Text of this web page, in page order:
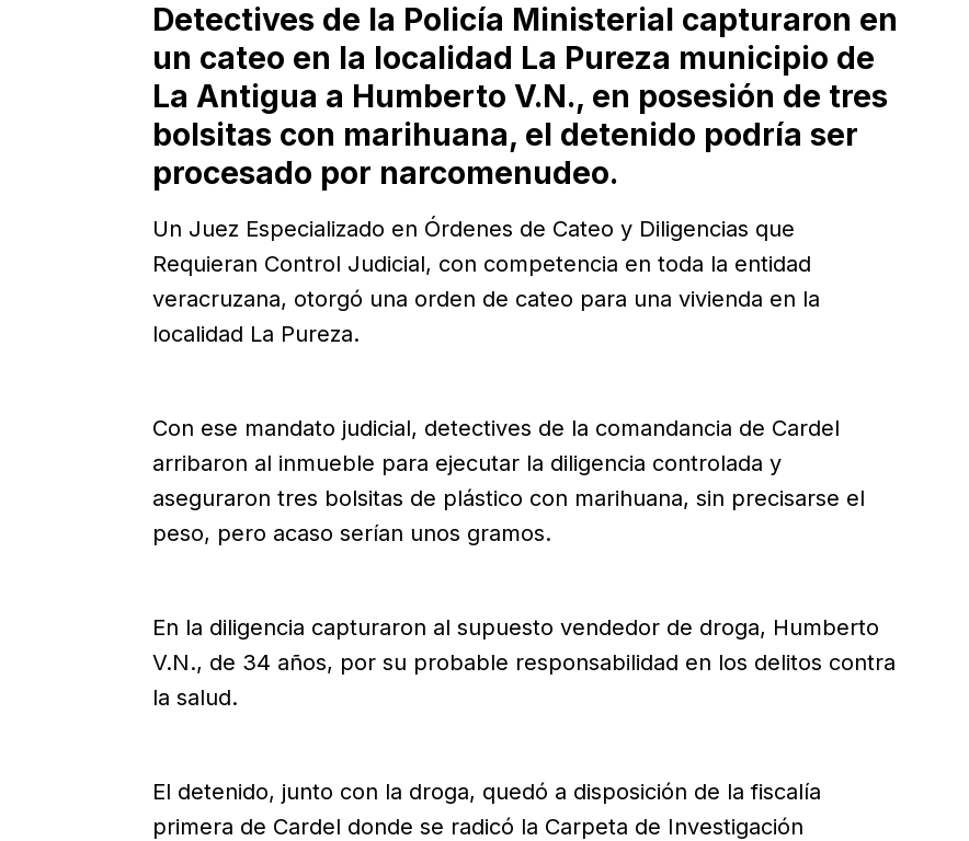
Detectives de la Policía Ministerial capturaron en
un cateo en la localidad La Pureza municipio de
La Antigua a Humberto V.N., en posesión de tres
bolsitas con marihuana, el detenido podría ser
procesado por narcomenudeo.
Un Juez Especializado en Órdenes de Cateo y Diligencias que
Requieran Control Judicial, con competencia en toda la entidad
veracruzana, otorgó una orden de cateo para una vivienda en la
localidad La Pureza.
Con ese mandato judicial, detectives de la comandancia de Cardel
arribaron al inmueble para ejecutar la diligencia controlada y
aseguraron tres bolsitas de plástico con marihuana, sin precisarse el
peso, pero acaso serían unos gramos.
En la diligencia capturaron al supuesto vendedor de droga, Humberto
V.N., de 34 años, por su probable responsabilidad en los delitos contra
la salud.
El detenido, junto con la droga, quedó a disposición de la fiscalía
primera de Cardel donde se radicó la Carpeta de Investigación